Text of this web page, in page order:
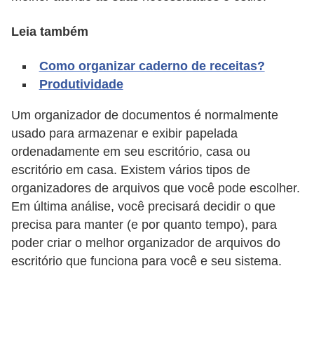
Leia também
Como organizar caderno de receitas?
Produtividade
Um organizador de documentos é normalmente
usado para armazenar e exibir papelada
ordenadamente em seu escritório, casa ou
escritório em casa. Existem vários tipos de
organizadores de arquivos que você pode escolher.
Em última análise, você precisará decidir o que
precisa para manter (e por quanto tempo), para
poder criar o melhor organizador de arquivos do
escritório que funciona para você e seu sistema.
n
A
n
r
e
a
s
C
r